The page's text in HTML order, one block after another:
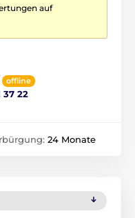
auf
offline
37 22
24 Monate